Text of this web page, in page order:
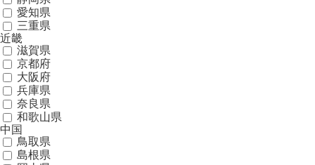
愛知県
三重県
近畿
滋賀県
京都府
大阪府
兵庫県
奈良県
和歌山県
中国
鳥取県
島根県